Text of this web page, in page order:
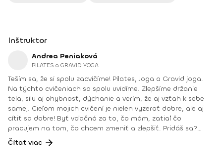
Inštruktor
Andrea Peniaková
PILATES a GRAVID YOGA
Teším sa, že si spolu zacvičíme! Pilates, Joga a Gravid joga.
Na týchto cvičeniach sa spolu uvidíme. Zlepšíme držanie
tela, silu aj ohybnosť, dýchanie a verím, že aj vzťah k sebe
samej. Cieľom mojich cvičení je nielen vyzerať dobre, ale aj
cítiť sa dobre! Byť vďačná za to, čo mám, zatiaľ čo
pracujem na tom, čo chcem zmeniť a zlepšiť. Pridáš sa?
Teším sa na teba na online lekciách vo Fitshakeri, aj vo
Fitshaker podcaste! Taktiež osobne na mojich hodinách v
Čítať viac